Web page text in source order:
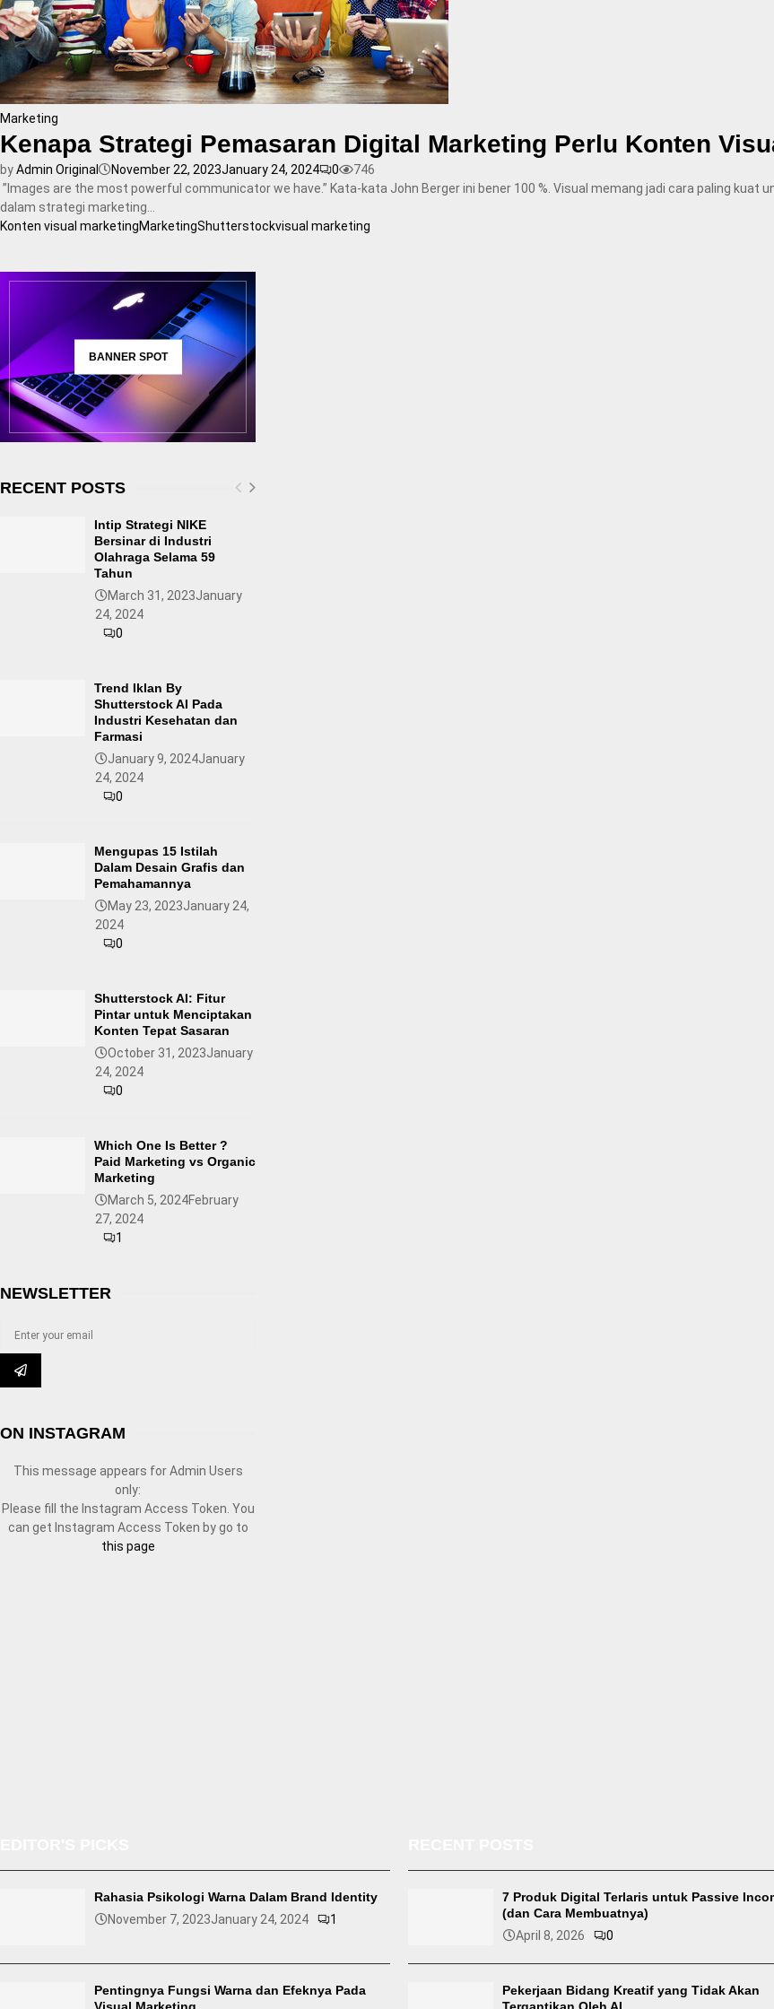
Marketing
Kenapa Strategi Pemasaran Digital Marketing Perlu Konten
byAdmin Original November 22, 2023January 24, 2024 0
746
”Images are the most powerful communicator we have.” Kata-kata John Berger ini bener 100 %. Visual memang jadi cara paling kuat
dalam strategi marketing...
Konten visual marketingMarketingShutterstockvisual marketing
BANNER SPOT
RECENT POSTS
Intip Strategi NIKE
Bersinar di Industri
Olahraga Selama 59
Tahun
March 31, 2023January
24, 2024
0
Trend Iklan By
Shutterstock AI Pada
Industri Kesehatan dan
Farmasi
January 9, 2024January
24, 2024
0
Mengupas 15 Istilah
Dalam Desain Grafis dan
Pemahamannya
May 23, 2023January 24,
2024
0
Shutterstock AI: Fitur
Pintar untuk Menciptakan
Konten Tepat Sasaran
October 31, 2023January
24, 2024
0
Which One Is Better ?
Paid Marketing vs Organic
Marketing
March 5, 2024February
27, 2024
1
NEWSLETTER
ON INSTAGRAM
This message appears for Admin Users
only:
Please fill the Instagram Access Token. You
can get Instagram Access Token by go to
this page
Rahasia Psikologi Warna Dalam Brand Identity
November 7, 2023January 24, 2024 1
Pentingnya Fungsi Warna dan Efeknya Pada
7 Produk Digital Terlaris untuk Passive
(dan Cara Membuatnya)
April 8, 2026
0
Pekerjaan Bidang Kreatif yang Tidak Akan